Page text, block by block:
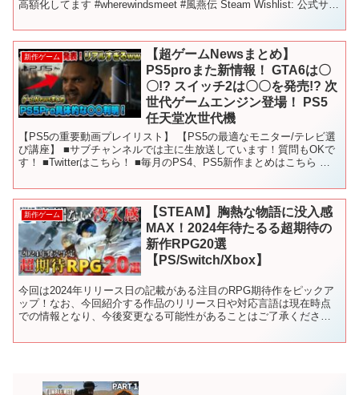
高額化してます #wherewindsmeet #風燕伝 Steam Wishlist: 公式サイ
新作ゲーム
【超ゲームNewsまとめ】
PS5proまた新情報！ GTA6は〇
〇!? スイッチ2は〇〇を発売!? 次
世代ゲームエンジン登場！ PS5
任天堂次世代機
【PS5の重要動画プレイリスト】 【PS5の最適なモニター/テレビ選
び講座】 ■サブチャンネルでは主に生放送しています！質問もOKで
す！ ■Twitterはこちら！ ■毎月のPS4、PS5新作まとめはこちら 〇
新作ゲーム
【STEAM】胸熱な物語に没入感
MAX！2024年待たるる超期待の
新作RPG20選
【PS/Switch/Xbox】
今回は2024年リリース日の記載がある注目のRPG期待作をピックア
ップ！なお、今回紹介する作品のリリース日や対応言語は現在時点
での情報となり、今後変更なる可能性があることはご了承くださ